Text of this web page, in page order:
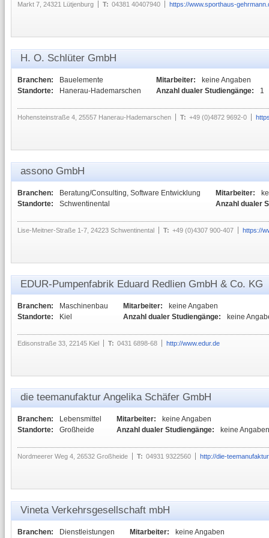
Markt 7, 24321 Lütjenburg T: 04381 40407940 https://www.sporthaus-
H. O. Schlüter GmbH
Branchen:
Bauelemente
Standorte:
Hanerau-Hademarschen
Mitarbeiter:
keine Angaben
Anzahl dualer Studiengänge:
1
Hohensteinstraße 4, 25557 Hanerau-Hademarschen T: +49 (0)4872 9692-0
assono GmbH
Branchen:
Beratung/Consulting, Software Entwicklung
Standorte:
Schwentinental
Mitarbeiter:
Anzahl dualer
Lise-Meitner-Straße 1-7, 24223 Schwentinental T: +49 (0)4307 900-407 https://
EDUR-Pumpenfabrik Eduard Redlien GmbH & Co. KG
Branchen:
Maschinenbau
Standorte:
Kiel
Mitarbeiter:
keine Angaben
Anzahl dualer Studiengänge:
keine
Edisonstraße 33, 22145 Kiel T: 0431 6898-68 http://www.edur.de
die teemanufaktur Angelika Schäfer GmbH
Branchen:
Lebensmittel
Standorte:
Großheide
Mitarbeiter:
keine Angaben
Anzahl dualer Studiengänge:
keine Angaben
Nordmeerer Weg 4, 26532 Großheide T: 04931 9322560 http://die-
Vineta Verkehrsgesellschaft mbH
Branchen:
Dienstleistungen
Mitarbeiter:
keine Angaben